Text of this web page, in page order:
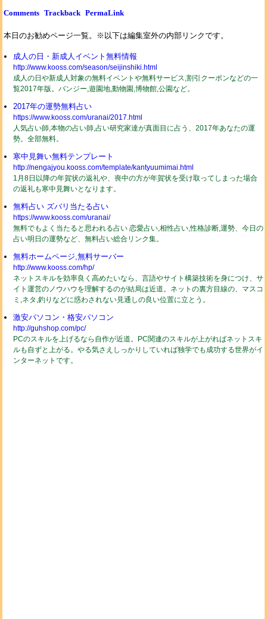
Comments Trackback PermaLink
本日のお勧めページ一覧。※以下は編集室外の内部リンクです。
成人の日・新成人イベント無料情報
http://www.kooss.com/season/seijinshiki.html
成人の日や新成人対象の無料イベントや無料サービス,割引クーポンなどの一
覧2017年版。バンジー,遊園地,動物園,博物館,公園など。
2017年の運勢無料占い
https://www.kooss.com/uranai/2017.html
人気占い師,本物の占い師,占い研究家達が真面目に占う、2017年あなたの運
勢。全部無料。
寒中見舞い無料テンプレート
http://nengajyou.kooss.com/template/kantyuumimai.html
1月8日以降の年賀状の返礼や、喪中の方が年賀状を受け取ってしまった場合
の返礼も寒中見舞いとなります。
無料占い ズバリ当たる占い
https://www.kooss.com/uranai/
無料でもよく当たると思われる占い 恋愛占い,相性占い,性格診断,運勢、今日の
占い明日の運勢など、無料占い総合リンク集。
無料ホームページ,無料サーバー
http://www.kooss.com/hp/
ネットスキルを効率良く高めたいなら、言語やサイト構築技術を身につけ、サ
イト運営のノウハウを理解するのが結局は近道。ネットの裏方目線の、マスコ
ミ,ネタ,釣りなどに惑わされない見通しの良い位置に立とう。
激安パソコン・格安パソコン
http://guhshop.com/pc/
PCのスキルを上げるなら自作が近道。PC関連のスキルが上がればネットスキ
ルも自ずと上がる。やる気さえしっかりしていれば独学でも成功する世界がイ
ンターネットです。